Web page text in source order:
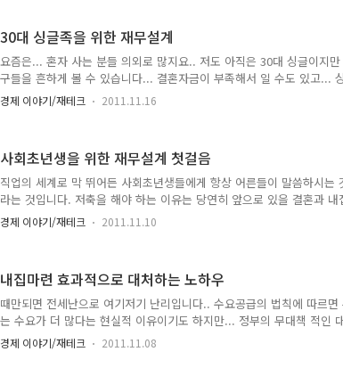
니다.. 최근처럼 미분양 아파트가 넘쳐나는 상황이 계속된..
30대 싱글족을 위한 재무설계
요즘은... 혼자 사는 분들 의외로 많지요.. 저도 아직은 30대 싱글이지
구들을 흔하게 볼 수 있습니다... 결혼자금이 부족해서 일 수도 있고...
가지이겠지만... 진정한 싱글족은 경제력에 자신이 있어서 혼자서 여유
겠지요... 대표적으로 소위 골드미스가 있겠습니다.... 말 그대로 금값인
만... 자신히 원하..
경제 이야기/재테크 2011.11.16
사회초년생을 위한 재무설계 첫걸음
직업의 세계로 막 뛰어든 사회초년생들에게 항상 어른들이 말씀하시
라는 것입니다. 저축을 해야 하는 이유는 당연히 앞으로 있을 결혼과
일련의 인생 빅이벤트들을 성공적으로 이끌기 위한 대비를 위해서 입니
기본으로 인생 설계를 해왔다고 볼 수 있지만 요즘은 무작정 저축만 할
목표로 하는 너무 길지 않은 기간을 설정해서 결혼시기를 정..
경제 이야기/재테크 2011.11.10
내집마련 효과적으로 대처하는 노하우
때만되면 전세난으로 여기저기 난리입니다.. 수요공급의 법칙에 따르
는 수요가 더 많다는 현실적 이유이기도 하지만... 정부의 무대책 적인
기가 어떤 식으로 흐를지는 전문가들에 따라 의견이 다르겠지만, 고령
나 동의한다는데는 이론의 여지가 없구요... 그러고 부동산 가격 상승을
경제 이야기/재테크 2011.11.08